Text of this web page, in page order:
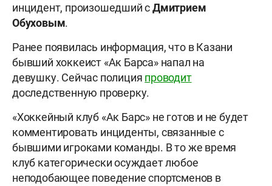
инцидент, произошедший сДмитрием
Обуховым.
Ранее появилась информация, что в Казани
бывший хоккеист «Ак Барса» напал на
девушку. Сейчас полиция проводит
доследственную проверку.
«Хоккейный клуб «Ак Барс» не готов и не будет
комментировать инциденты, связанные с
бывшими игроками команды. В то же время
клуб категорически осуждает любое
неподобающее поведение спортсменов в